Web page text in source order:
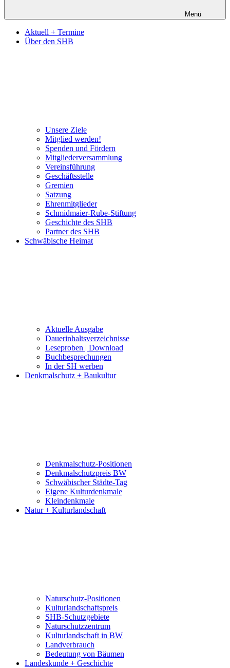
Menü
Aktuell + Termine
Über den SHB
Unsere Ziele
Mitglied werden!
Spenden und Fördern
Mitgliederversammlung
Vereinsführung
Geschäftsstelle
Gremien
Satzung
Ehrenmitglieder
Schmidmaier-Rube-Stiftung
Geschichte des SHB
Partner des SHB
Schwäbische Heimat
Aktuelle Ausgabe
Dauerinhaltsverzeichnisse
Leseproben | Download
Buchbesprechungen
In der SH werben
Denkmalschutz + Baukultur
Denkmalschutz-Positionen
Denkmalschutzpreis BW
Schwäbischer Städte-Tag
Eigene Kulturdenkmale
Kleindenkmale
Natur + Kulturlandschaft
Naturschutz-Positionen
Kulturlandschaftspreis
SHB-Schutzgebiete
Naturschutzzentrum
Kulturlandschaft in BW
Landverbrauch
Bedeutung von Bäumen
Landeskunde + Geschichte